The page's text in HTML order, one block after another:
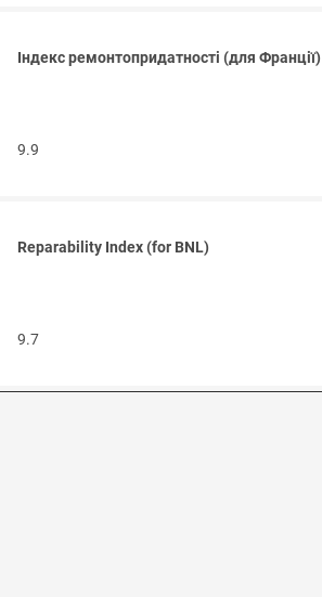
Індекс ремонтопридатності (для Франції)
9.9
Reparability Index (for BNL)
9.7